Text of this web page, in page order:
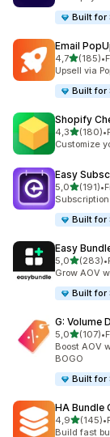
Built for
Email
4,7de 5(185)
185 total de•
Upsell via
Built for
Shopify
4,3de 5(180)
180 total de•
Customize
Easy
5,0de 5(191)
191 total de
•
Built for
Easy
5,0de 5(283)
283 total •
Grow AOV
Built for
G: Volume
5,0de 5(107)
107 total de•
Boost AOV
BOGO
Built for
HA Bundle
4,9de 5(145)
145 total de•
Build fast